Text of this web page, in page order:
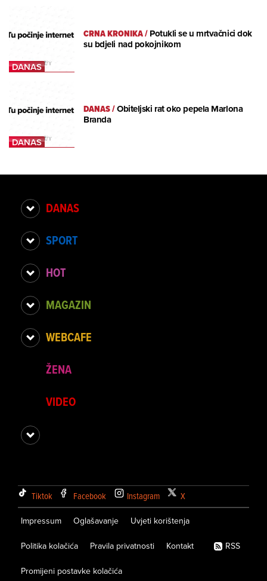
CRNA KRONIKA/Potukli se u mrtvačnici dok
su bdjeli nad pokojnikom
DANAS/Obiteljski rat oko pepela Marlona
Branda
DANAS
SPORT
HOT
MAGAZIN
WEBCAFE
ŽENA
VIDEO
Tiktok Facebook Instagram X
Impressum Oglašavanje Uvjeti korištenja
Politika kolačića Pravila privatnosti Kontakt
Promijeni postavke kolačića
RSS